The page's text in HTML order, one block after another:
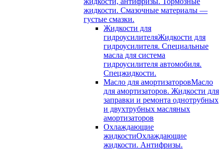
жидкости. Смазочные материалы —
густые смазки.
Жидкости для
гидроусилителяЖидкости для
гидроусилителя. Специальные
масла для система
гидроусилителя автомобиля.
Спецжидкости.
Масло для амортизаторовМасло
для амортизаторов. Жидкости для
заправки и ремонта однотрубных
и двухтрубных масляных
амортизаторов
Охлаждающие
жидкостиОхлаждающие
жидкости. Антифризы.